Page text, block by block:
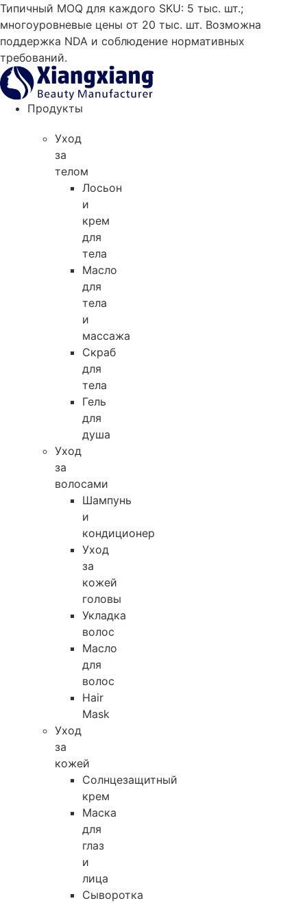
Skip
to
content
Типичный MOQ для каждого SKU: 5 тыс. шт.;
многоуровневые цены от 20 тыс. шт. Возможна
поддержка NDA и соблюдение нормативных
требований.
Продукты
Уход
за
телом
Лосьон
и
крем
для
тела
Масло
для
тела
и
массажа
Скраб
для
тела
Гель
для
душа
Уход
за
волосами
Шампунь
и
кондиционер
Уход
за
кожей
головы
Укладка
волос
Масло
для
волос
Hair
Mask
Уход
за
кожей
Солнцезащитный
крем
Маска
для
глаз
и
лица
Сыворотка